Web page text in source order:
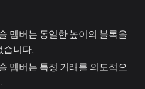
멤버는 동일한 높이의 블록을
습니다.
멤버는 특정 거래를 의도적으